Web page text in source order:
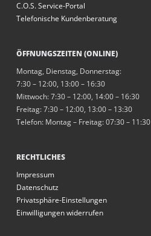
C.O.S. Service-Portal
Telefonische Kundenberatung
ÖFFNUNGSZEITEN (ONLINE)
Montag, Dienstag, Donnerstag:
7:30 – 12:00, 13:00 – 16:30
Mittwoch: 7:30 – 12:00, 14:00 – 16:30
Freitag: 7:30 – 12:00, 13:00 – 13:30
Telefon: Montag – Freitag: 07:30 – 11:30
RECHTLICHES
Impressum
Datenschutz
Privatsphäre-Einstellungen
Einwilligungen widerrufen